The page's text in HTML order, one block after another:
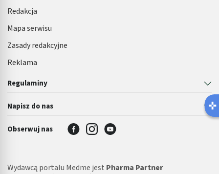
Regulaminy
Napisz do nas
Redakcja
Mapa serwisu
Zasady redakcyjne
Reklama
Obserwuj nas
Wydawcą portalu Medme jest Pharma Partner